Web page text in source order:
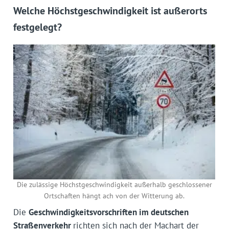
Welche Höchstgeschwindigkeit ist außerorts
festgelegt?
Die zulässige Höchstgeschwindigkeit außerhalb geschlossener
Ortschaften hängt ach von der Witterung ab.
Die Geschwindigkeitsvorschriften im deutschen
Straßenverkehr richten sich nach der Machart der